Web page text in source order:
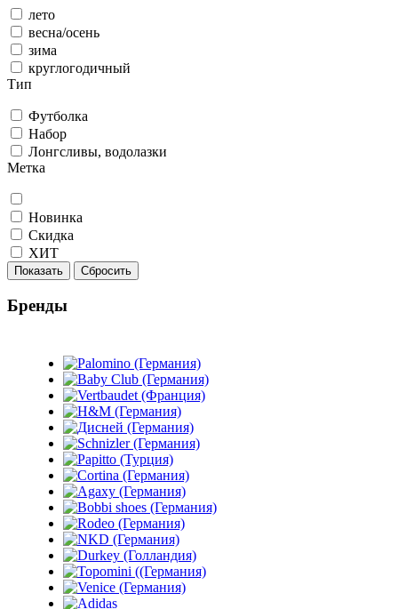
лето
весна/осень
зима
круглогодичный
Тип
Футболка
Набор
Лонгсливы, водолазки
Метка
Новинка
Скидка
ХИТ
Показать Сбросить
Бренды